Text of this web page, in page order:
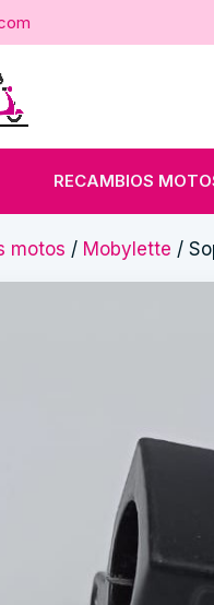
RECAMBIOS
motos / Mobylette /